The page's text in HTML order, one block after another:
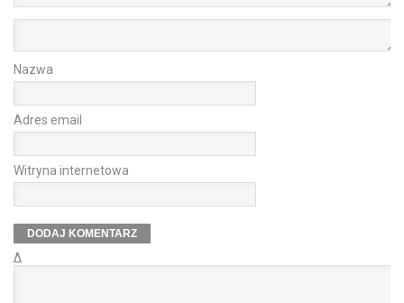
Nazwa
Adres email
Witryna internetowa
Δ